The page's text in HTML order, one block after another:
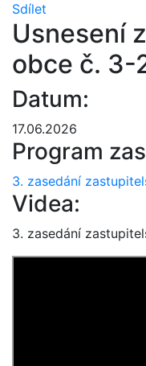
Sdílet
Usnesení
obce č. 3-
Datum:
17.06.2026
Program
3. zasedání
Videa:
3. zasedání